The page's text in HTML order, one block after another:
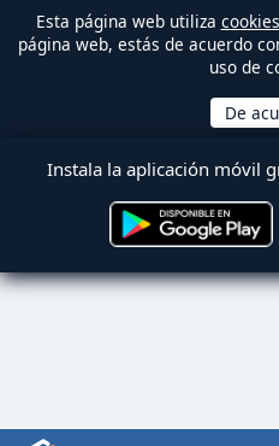
Esta página web utiliza cookies
página web, estás de acuerdo
uso de
Instala la aplicación móvil